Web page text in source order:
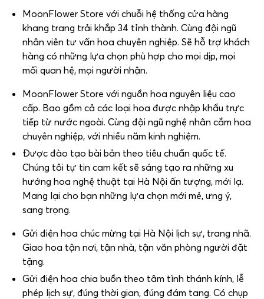
MoonFlower Store với chuỗi hệ thống cửa hàng
khang trang trải khắp 34 tỉnh thành. Cùng đội ngũ
nhân viên tư vấn hoa chuyên nghiệp. Sẽ hỗ trợ khách
hàng có những lựa chọn phù hợp cho mọi dịp, mọi
mối quan hệ, mọi người nhận.
MoonFlower Store với nguồn hoa nguyên liệu cao
cấp. Bao gồm cả các loại hoa được nhập khẩu trực
tiếp từ nước ngoài. Cùng đội ngũ nghệ nhân cắm hoa
chuyên nghiệp, với nhiều năm kinh nghiệm.
Được đào tạo bài bản theo tiêu chuẩn quốc tế.
Chúng tôi tự tin cam kết sẽ sáng tạo ra những xu
hướng hoa nghệ thuật tại Hà Nội ấn tượng, mới lạ.
Mang lại cho bạn những lựa chọn mới mẻ, ưng ý,
sang trọng.
Gửi điện hoa chúc mừng tại Hà Nội lịch sự, trang nhã.
Giao hoa tận nơi, tận nhà, tận văn phòng người đặt
tặng.
Gửi điện hoa chia buồn theo tâm tình thánh kính, lễ
phép lịch sự, đúng thời gian, đúng đám tang. Có chụp